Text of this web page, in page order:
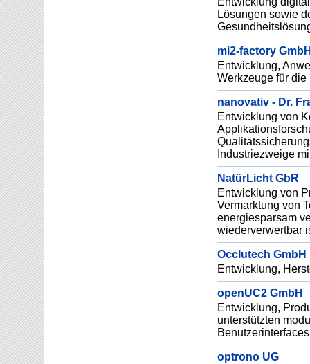
Lösungen sowie
mi2-factory
Entwicklung,
Werkzeuge für
nanovativ - Dr.
Entwicklung von
Industriezweige
NatürLicht GbR
Entwicklung von
Vermarktung von
energiesparsam
wiederverwertbar
Occlutech GmbH
Entwicklung,
openUC2 GmbH
Entwicklung,
unterstützten
optrono UG